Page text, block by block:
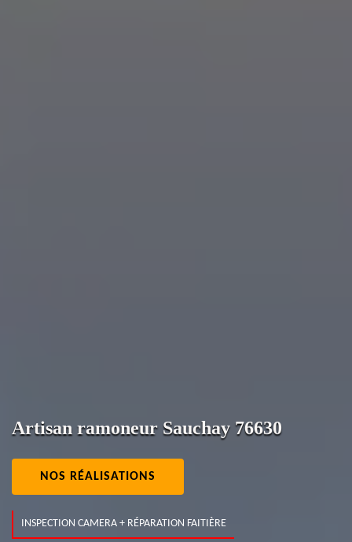
Artisan ramoneur Sauchay 76630
NOS RÉALISATIONS
INSPECTION CAMERA + RÉPARATION FAITIÈRE